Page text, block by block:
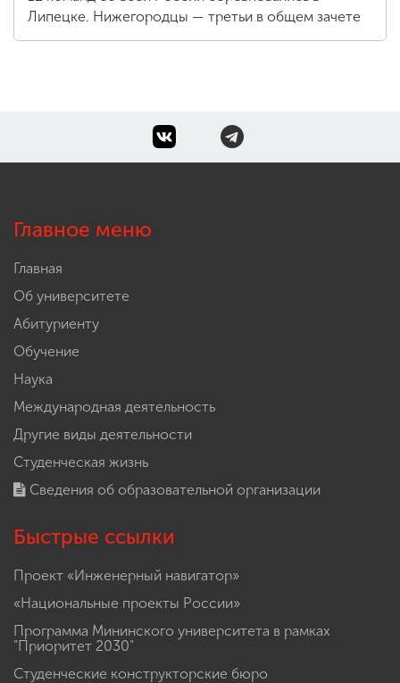
Липецке. Нижегородцы — третьи в общем зачете
Главное меню
Главная
Об университете
Абитуриенту
Обучение
Наука
Международная деятельность
Другие виды деятельности
Студенческая жизнь
Сведения об образовательной организации
Быстрые ссылки
Проект «Инженерный навигатор»
«Национальные проекты России»
Программа Мининского университета в рамках
"Приоритет 2030"
Студенческие конструкторские бюро